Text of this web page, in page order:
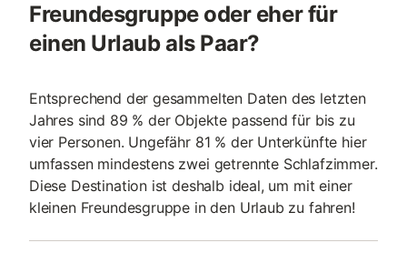
Freundesgruppe oder eher für
einen Urlaub als Paar?
Entsprechend der gesammelten Daten des letzten
Jahres sind 89 % der Objekte passend für bis zu
vier Personen. Ungefähr 81 % der Unterkünfte hier
umfassen mindestens zwei getrennte Schlafzimmer.
Diese Destination ist deshalb ideal, um mit einer
kleinen Freundesgruppe in den Urlaub zu fahren!